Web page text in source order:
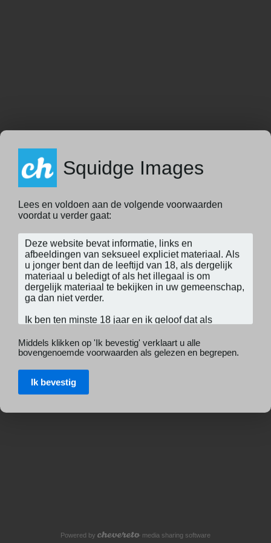
Squidge Images
Lees en voldoen aan de volgende voorwaarden
voordat u verder gaat:
Middels klikken op 'Ik bevestig' verklaart u alle
bovengenoemde voorwaarden als gelezen en begrepen.
Ik bevestig
Powered by media sharing software